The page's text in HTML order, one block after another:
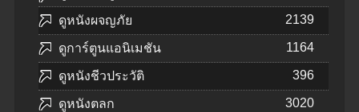
ดูหนังผจญภัย 2139
ดูการ์ตูนแอนิเมชัน 1164
ดูหนังชีวประวัติ 396
ดูหนังตลก 3020